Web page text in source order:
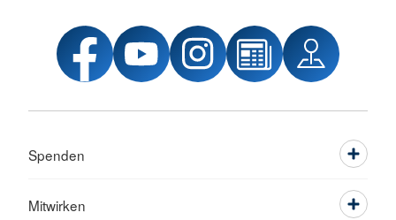
Spenden
Mitwirken